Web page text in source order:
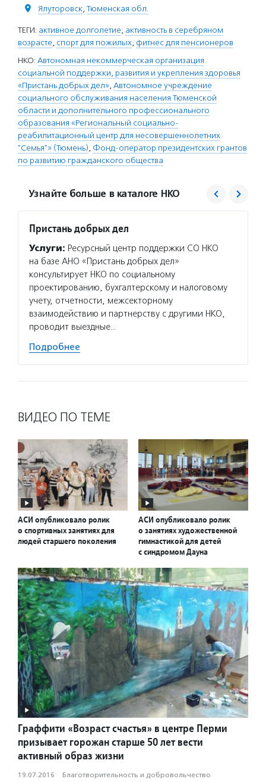
Ялуторовск, Тюменская обл.
ТЕГИ: активное долголетие, активность в серебряном
возрасте, спорт для пожилых, фитнес для пенсионеров
НКО: Автономная некоммерческая организация
социальной поддержки, развития и укрепления здоровья
«Пристань добрых дел», Автономное учреждение
социального обслуживания населения Тюменской
области и дополнительного профессионального
образования «Региональный социально-
реабилитационный центр для несовершеннолетних
"Семья"» (Тюмень), Фонд-оператор президентских грантов
по развитию гражданского общества
Узнайте больше в каталоге НКО
Пристань добрых дел
Услуги: Ресурсный центр поддержки СО НКО
на базе АНО «Пристань добрых дел»
консультирует НКО по социальному
проектированию, бухгалтерскому и налоговому
учету, отчетности, межсекторному
взаимодействию и партнерству с другими НКО,
проводит выездные…
Подробнее
ВИДЕО ПО ТЕМЕ
АСИ опубликовало ролик
о спортивных занятиях для
людей старшего поколения
АСИ опубликовало ролик
о занятиях художественной
гимнастикой для детей
с синдромом Дауна
Граффити «Возраст счастья» в центре Перми
призывает горожан старше 50 лет вести
активный образ жизни
19.07.2016 · Благотвори­тель­ность и доброволь­чест­во